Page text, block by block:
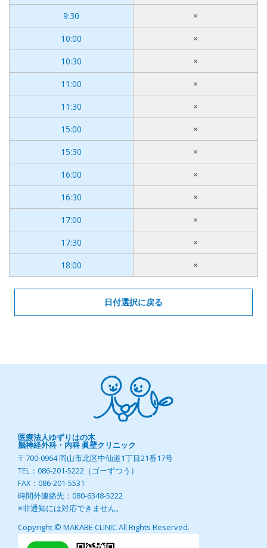
9:30
×
10:00
×
10:30
×
11:00
×
11:30
×
15:00
×
15:30
×
16:00
×
16:30
×
17:00
×
17:30
×
18:00
×
日付選択に戻る
医療法人ゆずりはの木
脳神経外科・内科 眞壁クリニック
〒700-0964 岡山市北区中仙道1丁目21番17号
TEL：086-201-5222（ゴーずつう）
FAX：086-201-5531
時間外連絡先：080-6348-5222
※非通知には対応できません。
Copyright © MAKABE CLINIC All Rights Reserved.